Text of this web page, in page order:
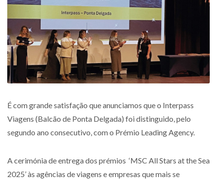
É com grande satisfação que anunciamos que o Interpass
Viagens (Balcão de Ponta Delgada) foi distinguido, pelo
segundo ano consecutivo, com o Prémio Leading Agency.
A cerimónia de entrega dos prémios ‘MSC All Stars at the Sea
2025’ às agências de viagens e empresas que mais se